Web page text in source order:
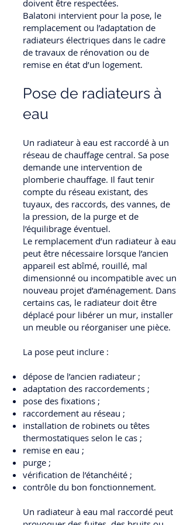
doivent être respectées.
Balatoni intervient pour la pose, le
remplacement ou l’adaptation de
radiateurs électriques dans le cadre
de travaux de rénovation ou de
remise en état d’un logement.
Pose de radiateurs à
eau
Un radiateur à eau est raccordé à un
réseau de chauffage central. Sa pose
demande une intervention de
plomberie chauffage. Il faut tenir
compte du réseau existant, des
tuyaux, des raccords, des vannes, de
la pression, de la purge et de
l’équilibrage éventuel.
Le remplacement d’un radiateur à eau
peut être nécessaire lorsque l’ancien
appareil est abîmé, rouillé, mal
dimensionné ou incompatible avec un
nouveau projet d’aménagement. Dans
certains cas, le radiateur doit être
déplacé pour libérer un mur, installer
un meuble ou réorganiser une pièce.
La pose peut inclure :
dépose de l’ancien radiateur ;
adaptation des raccordements ;
pose des fixations ;
raccordement au réseau ;
installation de robinets ou têtes
thermostatiques selon le cas ;
remise en eau ;
purge ;
vérification de l’étanchéité ;
contrôle du bon fonctionnement.
Un radiateur à eau mal raccordé peut